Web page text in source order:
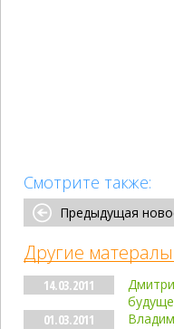
Смотрите также:
Предыдущая
Другие
14.03.2011
01.03.2011